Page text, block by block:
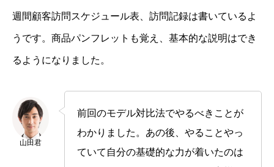
週間顧客訪問スケジュール表、訪問記録は書いているよ
うです。商品パンフレットも覚え、基本的な説明はでき
るようになりました。
山田君
前回のモデル対比法でやるべきことが
わかりました。あの後、やることやっ
ていて自分の基礎的な力が着いたのは